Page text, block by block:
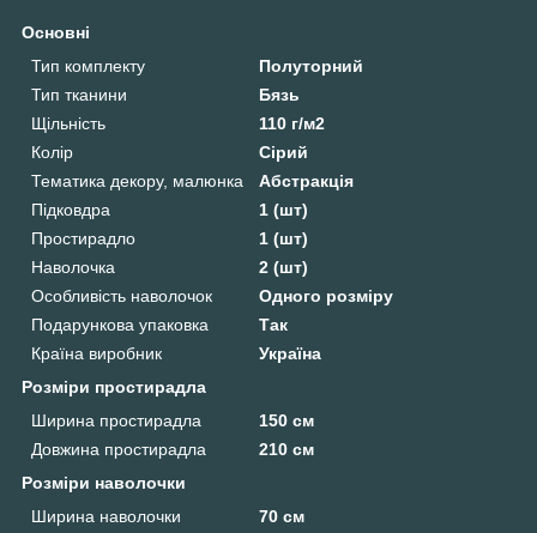
Основні
Тип комплекту
Полуторний
Тип тканини
Бязь
Щільність
110 г/м2
Колір
Сірий
Тематика декору, малюнка
Абстракція
Підковдра
1 (шт)
Простирадло
1 (шт)
Наволочка
2 (шт)
Особливість наволочок
Одного розміру
Подарункова упаковка
Так
Країна виробник
Україна
Розміри простирадла
Ширина простирадла
150 см
Довжина простирадла
210 см
Розміри наволочки
Ширина наволочки
70 см